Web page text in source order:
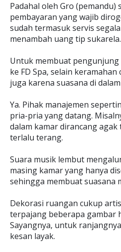
Padahal oleh Gro (pemandu)
pembayaran yang wajib
sudah termasuk servis
menambah uang tip sukarela.
Untuk membuat
ke FD Spa, selain
juga karena suasana di
Ya. Pihak manajemen
pria-pria yang datang.
dalam kamar dirancang
terlalu terang.
Suara musik lembut
masing kamar yang hanya
sehingga membuat suasana
Dekorasi ruangan cukup
terpajang beberapa gambar
Sayangnya, untuk
kesan layak.